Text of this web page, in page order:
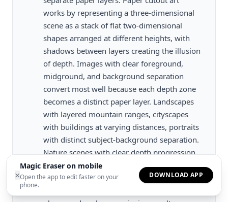
×
Magic Eraser on mobile
Open the app to edit faster on your
phone.
DOWNLOAD APP
works by representing a three-dimensional
scene as a stack of flat two-dimensional
shapes arranged at different heights, with
shadows between layers creating the illusion
of depth. Images with clear foreground,
midground, and background separation
convert most well because each depth zone
becomes a distinct paper layer. Landscapes
with layered mountain ranges, cityscapes
with buildings at varying distances, portraits
with distinct subject-background separation.
Nature scenes with clear depth progression
all produce strong paper cutout results. Flat
images without depth variation or scenes